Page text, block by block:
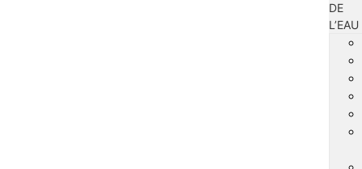
DE
L’EAU